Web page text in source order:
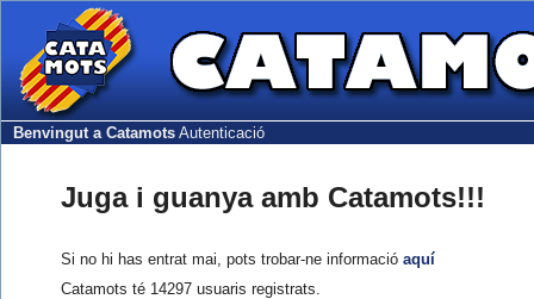
Benvingut a Catamots Autenticació
Juga i guanya amb Catamots!!!
Si no hi has entrat mai, pots trobar-ne informació aquí
Catamots té 14297 usuaris registrats.